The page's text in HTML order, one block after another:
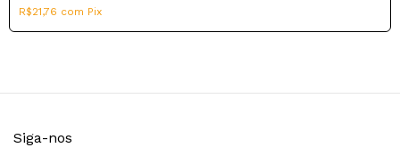
R$21,76 com Pix
Siga-nos